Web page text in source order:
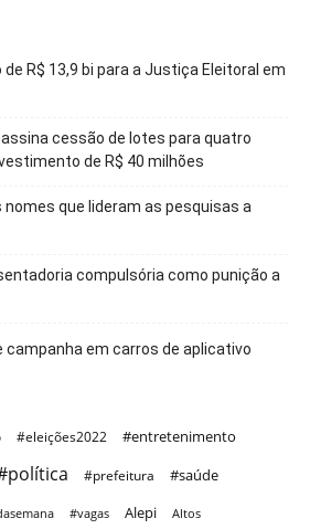
R$ 13,9 bi para a Justiça Eleitoral em
cessão de lotes para quatro
de R$ 40 milhões
que lideram as pesquisas a
compulsória como punição a
campanha em carros de aplicativo
#eleições2022 #entretenimento
#prefeitura #saúde
#vagas Alepi Altos